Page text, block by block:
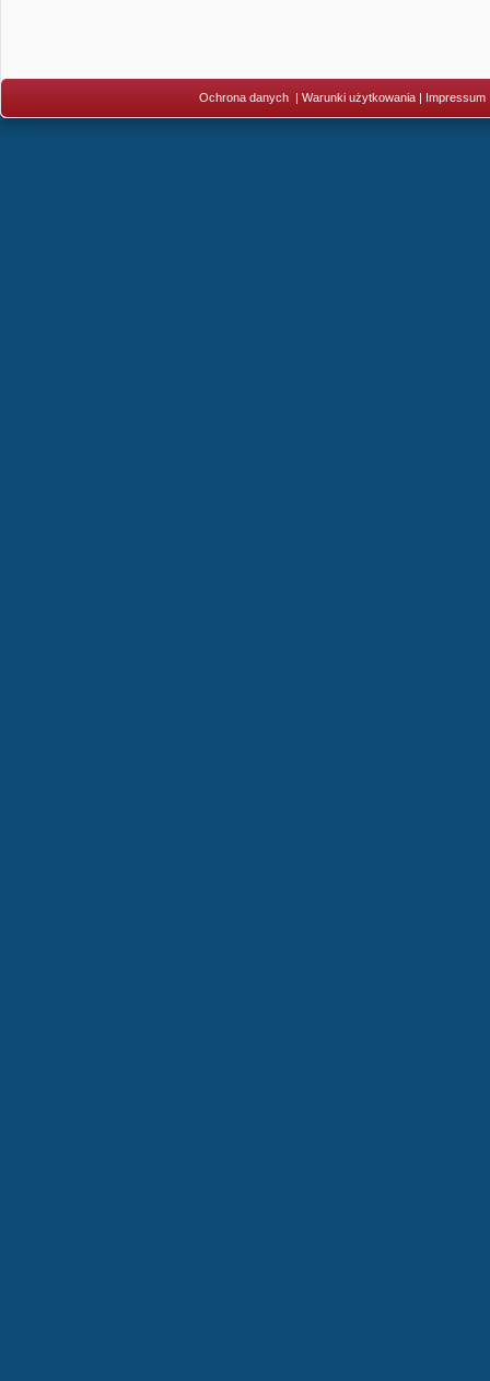
Ochrona danych | Warunki użytkowania | Impressum